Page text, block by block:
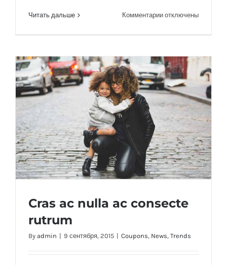
Читать дальше Комментариик
magna
eget
nibh
отключены
Cras ac nulla ac consecte
rutrum
By admin | 9 сентября, 2015 | Coupons, News, Trends